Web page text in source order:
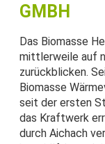
GMBH
Das Biomasse
mittlerweile auf
zurückblicken.
Biomasse
seit der ersten
das Kraftwerk
durch Aichach